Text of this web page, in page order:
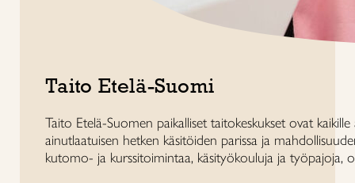
Taito Etelä-Suomi
Taito Etelä-Suomen paikalliset taitokeskukset ovat
ainutlaatuisen hetken käsitöiden parissa ja
kutomo- ja kurssitoimintaa, käsityökouluja ja työpajoja,